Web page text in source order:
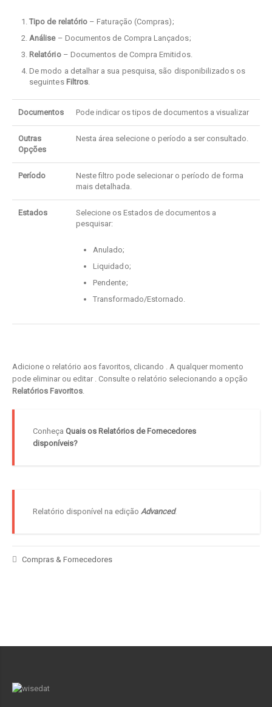
Tipo de relatório – Faturação (Compras);
Análise– Documentos de Compra Lançados;
Relatório– Documentos de Compra Emitidos.
De modo a detalhar a sua pesquisa, são disponibilizados os
seguintes Filtros.
Documentos Pode indicar os tipos de documentos a visualizar
Outras
Opções
Nesta área selecione o período a ser consultado.
Período
Neste filtro pode selecionar o período de forma
mais detalhada.
Estados
Selecione os Estados de documentos a
pesquisar:
Anulado;
Liquidado;
Pendente;
Transformado/Estornado.
Adicione o relatório aos favoritos, clicando . A qualquer momento
pode eliminar ou editar . Consulte o relatório selecionando a opção
Relatórios Favoritos.
Conheça Quais os Relatórios de Fornecedores
disponíveis?
Relatório disponível na edição Advanced.
Compras & Fornecedores